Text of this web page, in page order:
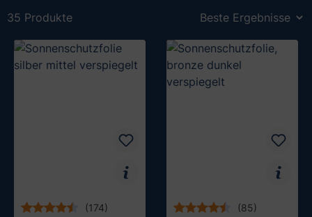
35 Produkte
(174) (85)